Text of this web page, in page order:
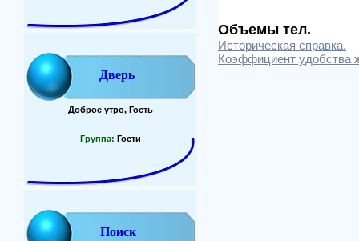
Дверь
Доброе утро, Гость
Группа: Гости
Поиск
Объемы тел.
Историческая справка.
Коэффициент удобства